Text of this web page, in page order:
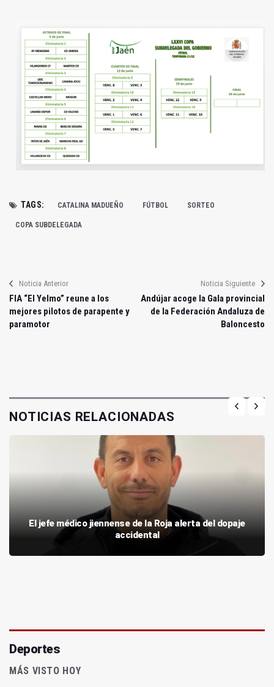
TAGS: CATALINA MADUEÑO FÚTBOL SORTEO
COPA SUBDELEGADA
Noticia Anterior
FIA “El Yelmo” reune a los
mejores pilotos de parapente y
paramotor
Noticia Siguiente
Andújar acoge la Gala provincial
de la Federación Andaluza de
Baloncesto
NOTICIAS RELACIONADAS
El jefe médico jiennense de la Roja alerta del dopaje
accidental
Deportes
MÁS VISTO HOY